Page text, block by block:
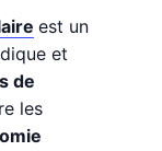
est un
et
de
les